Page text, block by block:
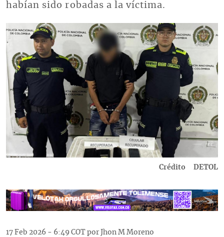
habían sido robadas a la víctima.
Imagen
Crédito DETOL
17 Feb 2026 - 6:49 COT por Jhon M Moreno